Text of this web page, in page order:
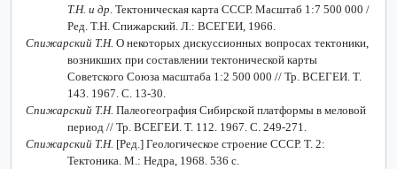
Т.Н. и др.Тектоническая карта СССР. Масштаб 1:7 500 000 /
Ред. Т.Н. Спижарский. Л.: ВСЕГЕИ, 1966.
Спижарский Т.Н. О некоторых дискуссионных вопросах тектоники,
возникших при составлении тектонической карты
Советского Союза масштаба 1:2 500 000 // Тр. ВСЕГЕИ. Т.
143. 1967. С. 13-30.
Спижарский Т.Н. Палеогеография Сибирской платформы в меловой
период // Тр. ВСЕГЕИ. Т. 112. 1967. С. 249-271.
Спижарский Т.Н. [Ред.] Геологическое строение СССР. Т. 2:
Тектоника. М.: Недра, 1968. 536 с.